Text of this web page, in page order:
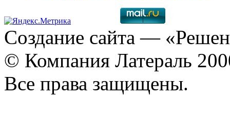
Создание сайта —
© Компания Латераль
Все права защищены.